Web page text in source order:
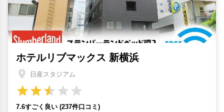
ホテルリブマックス 新横浜
日産スタジアム
7.6すごく良い (237件口コミ)